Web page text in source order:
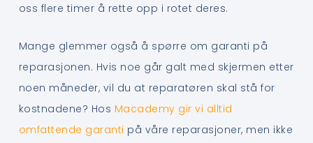
oss flere timer å rette opp i rotet deres.
Mange glemmer også å spørre om garanti på
reparasjonen. Hvis noe går galt med skjermen etter
noen måneder, vil du at reparatøren skal stå for
kostnadene? Hos Macademy gir vi alltid
omfattende garanti på våre reparasjoner, men ikke